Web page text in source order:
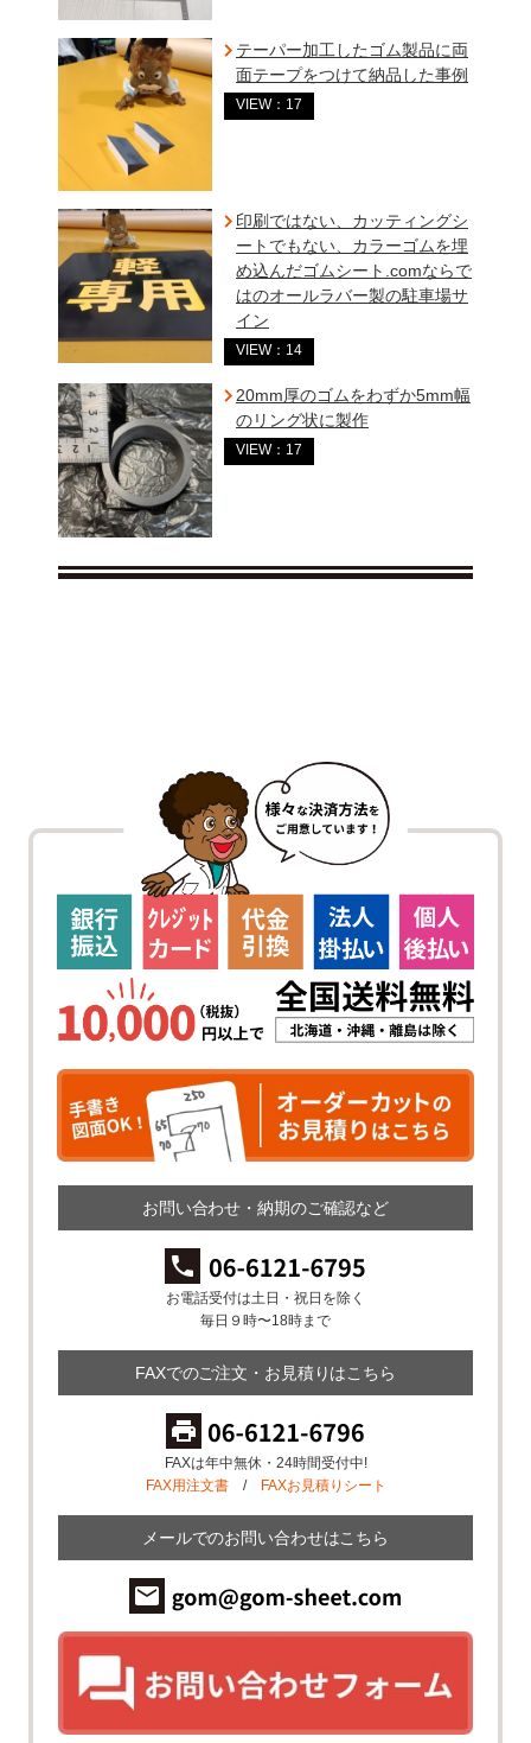
テーパー加工したゴム製品に両
面テープをつけて納品した事例
VIEW：17
印刷ではない、カッティングシ
ートでもない、カラーゴムを埋
め込んだゴムシート.comならで
はのオールラバー製の駐車場サ
イン
VIEW：14
20mm厚のゴムをわずか5mm幅
のリング状に製作
VIEW：17
お問い合わせ・納期のご確認など
お電話受付は土日・祝日を除く
毎日９時〜18時まで
FAXでのご注文・お見積りはこちら
FAXは年中無休・24時間受付中!
FAX用注文書/ FAXお見積りシート
メールでのお問い合わせはこちら